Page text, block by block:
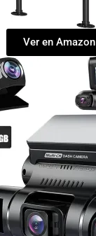
Ver en Amazon